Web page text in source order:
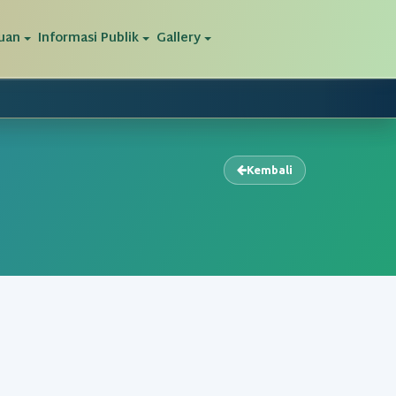
Informasi Publik Gallery
Kembali